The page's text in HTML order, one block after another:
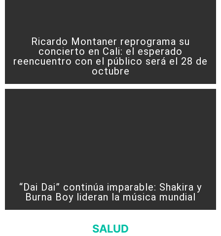
Ricardo Montaner reprograma su
concierto en Cali: el esperado
reencuentro con el público será el 28 de
octubre
“Dai Dai” continúa imparable: Shakira y
Burna Boy lideran la música mundial
SALUD